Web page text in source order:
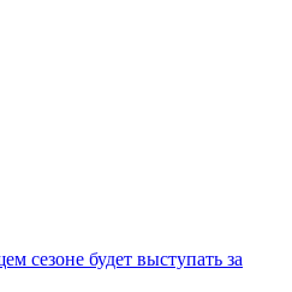
сезоне будет выступать за